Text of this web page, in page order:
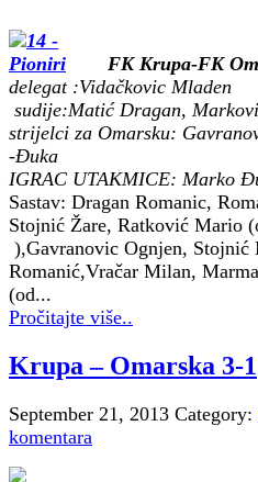
FK Krupa-FK
delegat :Vidačkovic Mladen
sudije:Matić Dragan,
strijelci za Omarsku:
-Đuka
IGRAC UTAKMICE: Marko
Sastav: Dragan Romanic,
Stojnić Žare, Ratković Mario
),Gavranovic Ognjen, Stojnić
Romanić,Vračar Milan,
(od...
Pročitajte više..
Krupa – Omarska 3-1
September 21, 2013 Category:
komentara